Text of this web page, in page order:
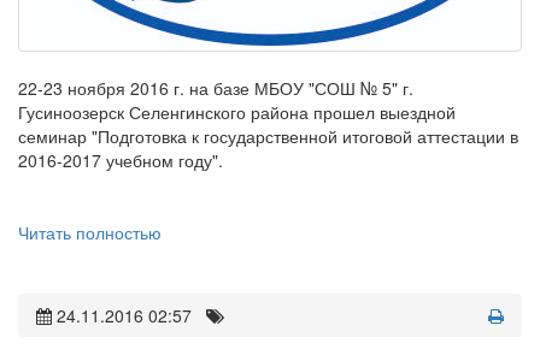
22-23 ноября 2016 г. на базе МБОУ "СОШ № 5" г.
Гусиноозерск Селенгинского района прошел выездной
семинар "Подготовка к государственной итоговой аттестации в
2016-2017 учебном году".
Читать полностью
24.11.2016 02:57